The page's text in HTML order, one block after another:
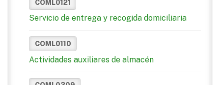
COML0121
Servicio de entrega y recogida domiciliaria
COML0110
Actividades auxiliares de almacén